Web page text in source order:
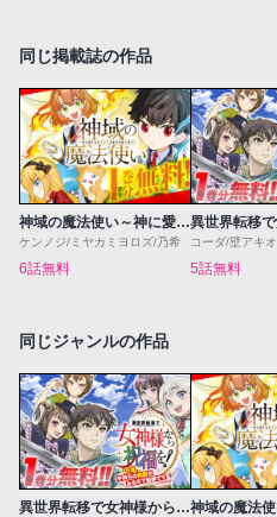
同じ掲載誌の作品
神域の魔法使い～神に愛された落第生は魔法学院へ通う～
ケンノジ/ミヤカミヨロズ/乃希
6話無料
コーダ/壁アキオ
5話無料
同じジャンルの作品
異世界転移で女神様から祝福を！～いえ、手持ちの異能があるので結構です～@COMIC